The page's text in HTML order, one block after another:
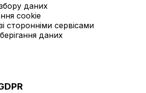
даних
cookie
сторонніми сервісами
даних